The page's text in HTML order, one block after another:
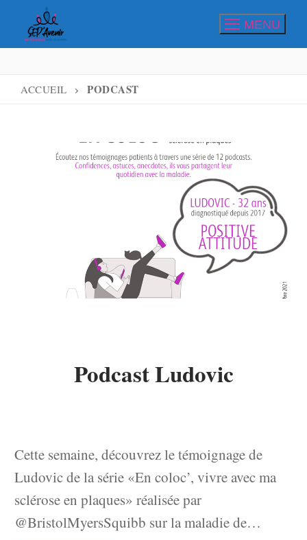
MENU
ACCUEIL PODCAST
Podcast Ludovic
Cette semaine, découvrez le témoignage de
Ludovic de la série «En coloc’, vivre avec ma
sclérose en plaques» réalisée par
@BristolMyersSquibb sur la maladie de…